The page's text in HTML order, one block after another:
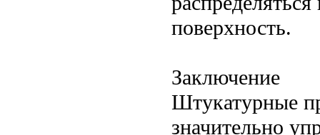
поверхность.
Заключение
Штукатурные
значительно